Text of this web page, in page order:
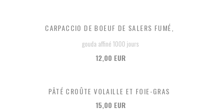
CARPACCIO DE BOEUF DE SALERS FUMÉ,
gouda affiné 1000 jours
12,00 EUR
PÂTÉ CROÛTE VOLAILLE ET FOIE-GRAS
15,00 EUR